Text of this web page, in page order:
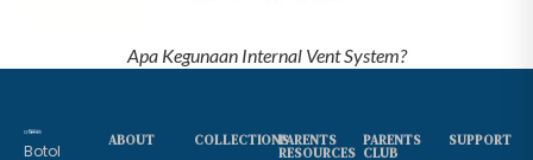
Apa Kegunaan Internal Vent System?
Botol
ABOUT COLLECTIONSPARENTS
RESOURCES
PARENTS
CLUB
SUPPORT